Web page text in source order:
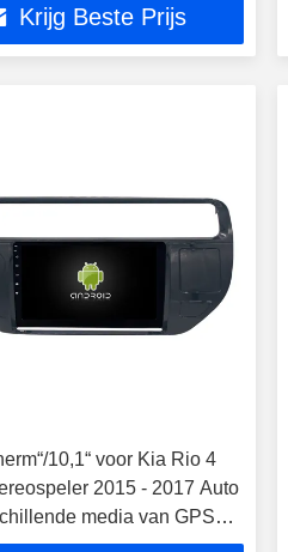
Krijg Beste Prijs
10,1“ voor Kia Rio 4
2015 - 2017 Auto
media van GPS